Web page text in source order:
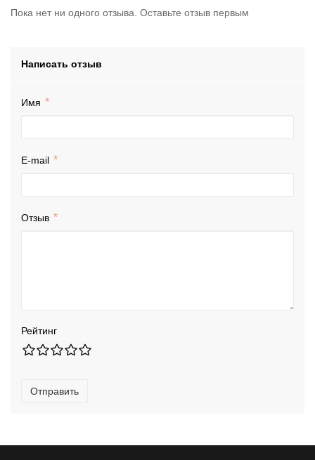
Пока нет ни одного отзыва. Оставьте отзыв первым
Написать отзыв
Имя
E-mail
Отзыв
Рейтинг
Отправить